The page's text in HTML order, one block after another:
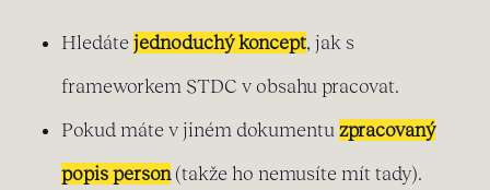
Hledáte jednoduchý koncept, jak s
frameworkem STDC v obsahu pracovat.
Pokud máte v jiném dokumentu zpracovaný
popis person (takže ho nemusíte mít tady).